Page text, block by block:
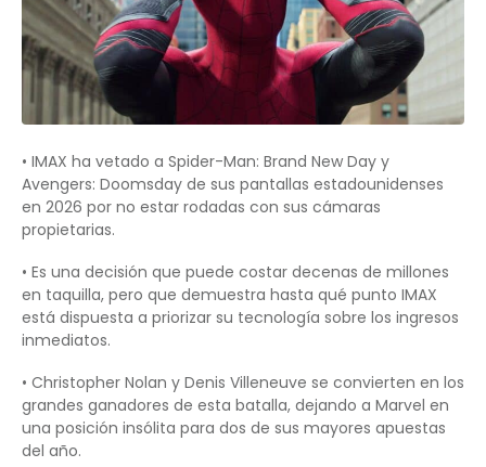
• IMAX ha vetado a Spider-Man: Brand New Day y
Avengers: Doomsday de sus pantallas estadounidenses
en 2026 por no estar rodadas con sus cámaras
propietarias.
• Es una decisión que puede costar decenas de millones
en taquilla, pero que demuestra hasta qué punto IMAX
está dispuesta a priorizar su tecnología sobre los ingresos
inmediatos.
• Christopher Nolan y Denis Villeneuve se convierten en los
grandes ganadores de esta batalla, dejando a Marvel en
una posición insólita para dos de sus mayores apuestas
del año.